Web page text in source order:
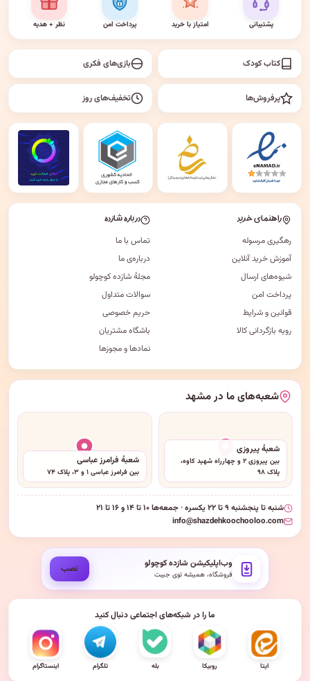
پشتیبانی امتیاز با خرید پرداخت امن نظر + هدیه
کتاب کودک بازی‌های فکری
پرفروش‌ها تخفیف‌های روز
راهنمای خرید
رهگیری مرسوله
آموزش خرید آنلاین
شیوه‌های ارسال
پرداخت امن
قوانین و شرایط
رویه بازگردانی کالا
درباره شازده
تماس با ما
درباره‌ی ما
مجلهٔ شازده کوچولو
سوالات متداول
حریم خصوصی
باشگاه مشتریان
نمادها و مجوزها
شعبه‌های ما در مشهد
شعبهٔ پیروزی
بین پیروزی ۲ و چهارراه شهید کاوه،
پلاک ۹۸
شعبهٔ فرامرز عباسی
بین فرامرز عباسی ۱ و ۳، پلاک ۷۴
شنبه تا پنجشنبه ۹ تا ۲۲ یکسره · جمعه‌ها ۱۰ تا ۱۴ و ۱۶ تا ۲۱
info@shazdehkoochooloo.com
وب‌اپلیکیشن شازده کوچولو
فروشگاه، همیشه توی جیبت نصب
ما را در شبکه‌های اجتماعی دنبال کنید
ایتا روبیکا بله تلگرام اینستاگرام